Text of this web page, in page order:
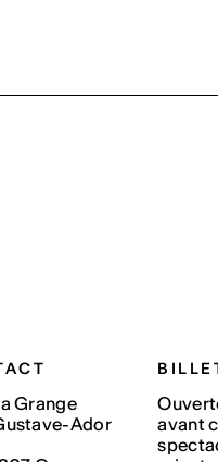
Grange
Ador
avant